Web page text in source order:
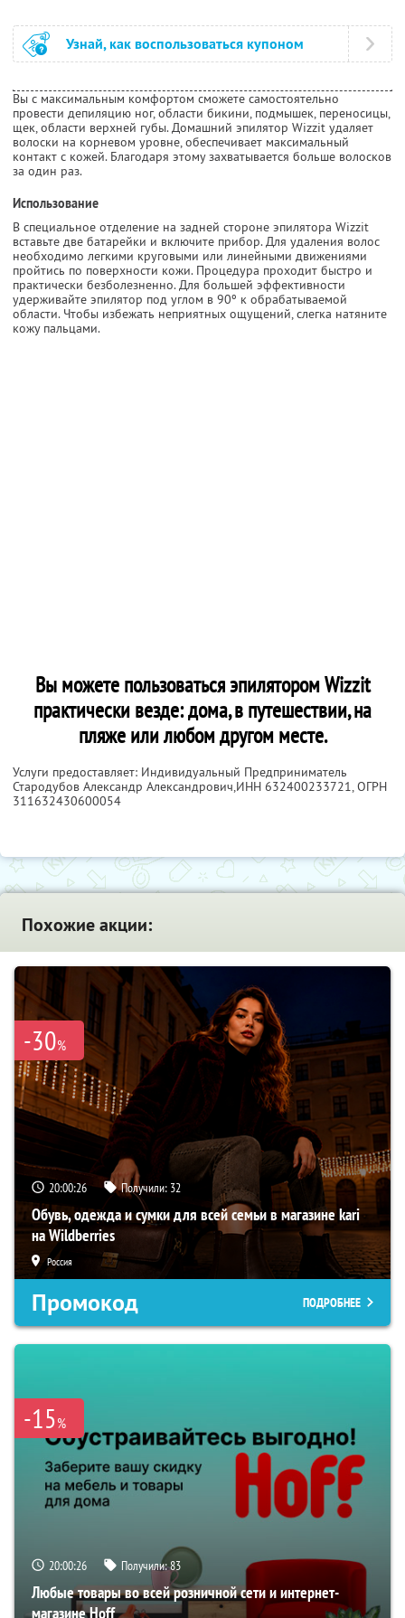
Узнай, как воспользоваться купоном
Вы с максимальным комфортом сможете самостоятельно
провести депиляцию ног, области бикини, подмышек, переносицы,
щек, области верхней губы. Домашний эпилятор Wizzit удаляет
волоски на корневом уровне, обеспечивает максимальный
контакт с кожей. Благодаря этому захватывается больше волосков
за один раз.
Использование
В специальное отделение на задней стороне эпилятора Wizzit
вставьте две батарейки и включите прибор. Для удаления волос
необходимо легкими круговыми или линейными движениями
пройтись по поверхности кожи. Процедура проходит быстро и
практически безболезненно. Для большей эффективности
удерживайте эпилятор под углом в 90º к обрабатываемой
области. Чтобы избежать неприятных ощущений, слегка натяните
кожу пальцами.
Вы можете пользоваться эпилятором Wizzit
практически везде: дома, в путешествии, на
пляже или любом другом месте.
Услуги предоставляет: Индивидуальный Предприниматель
Стародубов Александр Александрович,ИНН 632400233721, ОГРН
311632430600054
Похожие акции:
-30%
20:00:25 Получили: 32
Обувь, одежда и сумки для всей семьи в магазине kari
на Wildberries
Россия
Промокод ПОДРОБНЕЕ
-15%
20:00:25 Получили:83
Любые товары во всей розничной сети и интернет-
магазине Hoff